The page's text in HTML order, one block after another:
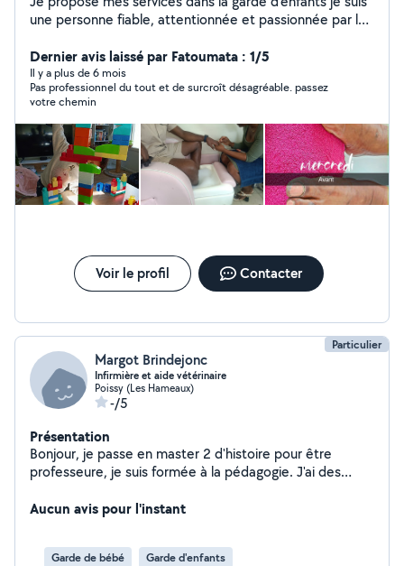
une personne fiable, attentionnée et passionnée par le
environnement sûr, amusant éducatif pour vos petits. je
serais ravie de m'occuper de vos enfants et de
contribuer à leur bien être quotidien. N'hésitez pas à me
contacter pour discuter de vos besoins ou pour tout
question...
Dernier avis laissé par Fatoumata : 1/5
Il y a plus de 6 mois
Pas professionnel du tout et de surcroît désagréable. passez
votre chemin
Voir le profil Contacter
Particulier
Margot Brindejonc
Infirmière et aide vétérinaire
Poissy (Les Hameaux)
-/5
Présentation
Bonjour, je passe en master 2 d'histoire pour être
professeure, je suis formée à la pédagogie. J'ai des
d'histoire.
Aucun avis pour l'instant
Garde de bébé Garde d'enfants